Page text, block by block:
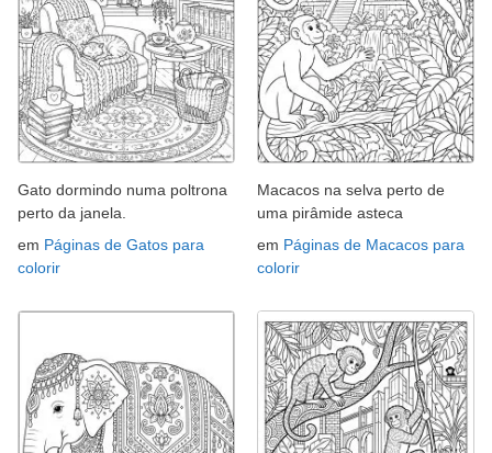
Gato dormindo numa poltrona
perto da janela.
em Páginas de Gatos para
colorir
Macacos na selva perto de
uma pirâmide asteca
em Páginas de Macacos para
colorir